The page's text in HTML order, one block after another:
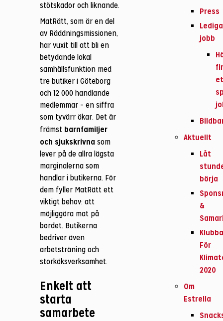
stötskador och liknande.
MatRätt, som är en del
av Räddningsmissionen,
har vuxit till att bli en
betydande lokal
samhällsfunktion med
tre butiker i Göteborg
och 12 000 handlande
medlemmar – en siffra
som tyvärr ökar. Det är
främst barnfamiljer
och sjukskrivna som
lever på de allra lägsta
marginalerna som
handlar i butikerna. För
dem fyller MatRätt ett
viktigt behov: att
möjliggöra mat på
bordet. Butikerna
bedriver även
arbetsträning och
storköksverksamhet.
Enkelt att
starta
samarbete
Press
Lediga
jobb
Aktuellt
Låt
börja
&
För
2020
Om
Estrella